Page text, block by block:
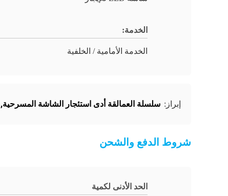
الخدمة:
الخدمة الأمامية / الخلفية
إبراز: سلسلة العمالقة أدى استئجار الشاشة المسرحية,
شروط الدفع والشحن
الحد الأدنى لكمية